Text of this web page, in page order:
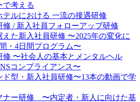
で考える
テルにおける 一流の接遇研修
修 / 新入社員フォローアップ研修
えた新入社員研修 〜2025年の変化に
・4日間プログラム〜
修 〜社会人の基本とメンタルヘル
コンプライアンス〜
ド型・新入社員研修〜13本の動画で学
ナー研修 〜内定者・新人に向けた基